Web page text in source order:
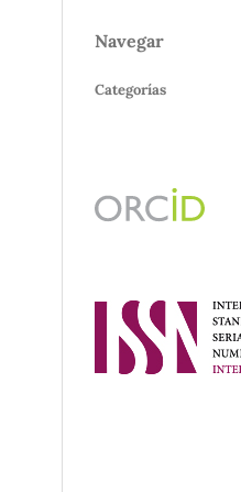
Navegar
Categorías